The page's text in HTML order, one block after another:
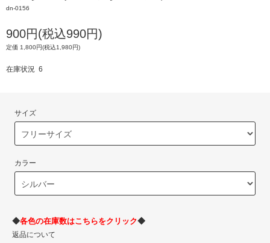
dn-0156
900円(税込990円)
定価 1,800円(税込1,980円)
在庫状況 6
サイズ
カラー
◆各色の在庫数はこちらをクリック◆
返品について